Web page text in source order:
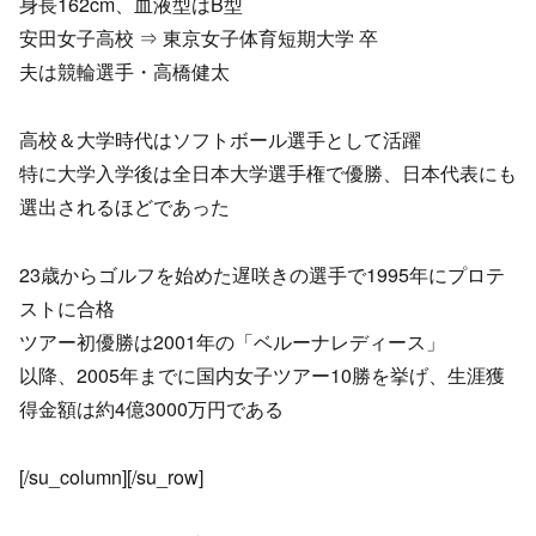
安田女子高校 ⇒ 東京女子体育短期大学 卒
夫は競輪選手・高橋健太
高校＆大学時代はソフトボール選手として活躍
特に大学入学後は全日本大学選手権で優勝、日本代表にも
選出されるほどであった
23歳からゴルフを始めた遅咲きの選手で1995年にプロテ
ストに合格
ツアー初優勝は2001年の「ベルーナレディース」
以降、2005年までに国内女子ツアー10勝を挙げ、生涯獲
得金額は約4億3000万円である
[/su_column][/su_row]